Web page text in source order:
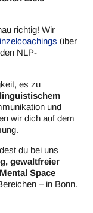
richtig! Wir
über
NLP-
es zu
und
wir dich auf dem
du bei uns
gewaltfreier
Space
– in Bonn.